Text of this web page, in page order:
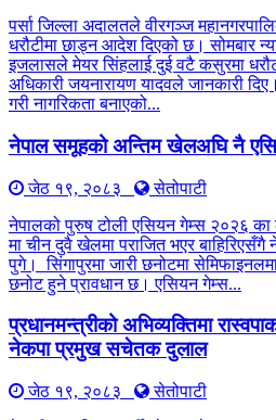
पर्सा जिल्ला अदालतले वीरगञ्ज
धरौटीमा छाड्न आदेश दिएको छ। सोमबार
इजलासले मेयर सिंहलाई दुई वटै कसुरमा
अधिकारी जयनारायण यादवले जानकारी
गरी नागरिकता बनाएको...
नेपाल समूहको अन्तिम खेलअघि नै
जेठ १९, २०८३
सेतोपाटी
नेपालको पुरुष टोली एसियन गेम्स २०२६
मा चीन दुवै खेलमा पराजित भएर
पुगे। सिंगापुरमा जारी छनोटमा
छनोट हुने प्रावधान छ। एसियन गेम्स...
प्रधानमन्त्रीको अभिव्यक्तिमा
नेकपा प्रमुख सचेतक दुलाल
जेठ १९, २०८३
सेतोपाटी